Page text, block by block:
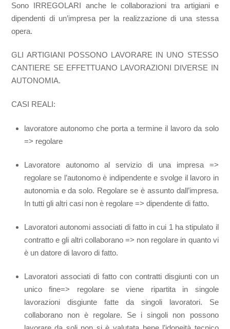
Sono IRREGOLARI anche le collaborazioni tra artigiani e
dipendenti di un’impresa per la realizzazione di una stessa
opera.
GLI ARTIGIANI POSSONO LAVORARE IN UNO STESSO
CANTIERE SE EFFETTUANO LAVORAZIONI DIVERSE IN
AUTONOMIA.
CASI REALI:
lavoratore autonomo che porta a termine il lavoro da solo
=> regolare
Lavoratore autonomo al servizio di una impresa =>
regolare se l’autonomo è indipendente e svolge il lavoro in
autonomia e da solo. Regolare se è assunto dall’impresa.
In tutti gli altri casi non è regolare => dipendente di fatto.
Lavoratori autonomi associati di fatto in cui 1 ha stipulato il
contratto e gli altri collaborano => non regolare in quanto vi
è un datore di lavoro di fatto.
Lavoratori associati di fatto con contratti disgiunti con un
unico fine=> regolare se viene ripartita in singole
lavorazioni disgiunte fatte da singoli lavoratori. Se
collaborano non è regolare. Se i singoli non possono